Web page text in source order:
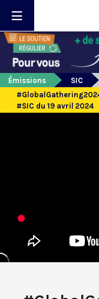
Émissions
SIC
#SIC du 19 avril 2024